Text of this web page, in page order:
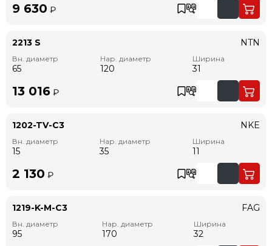
9 630 ₽
2213 S
Вн. диаметр
65
Нар. диаметр
120
Ширина
31
NTN
13 016 ₽
1202-TV-C3
Вн. диаметр
15
Нар. диаметр
35
Ширина
11
NKE
2 130 ₽
1219-K-M-C3
Вн. диаметр
95
Нар. диаметр
170
Ширина
32
FAG